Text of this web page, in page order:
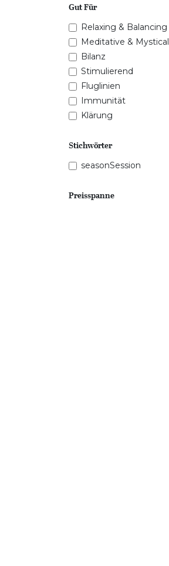
Gut Für
Relaxing & Balancing
Meditative & Mystical
Bilanz
Stimulierend
Fluglinien
Immunität
Klärung
Stichwörter
seasonSession
Preisspanne